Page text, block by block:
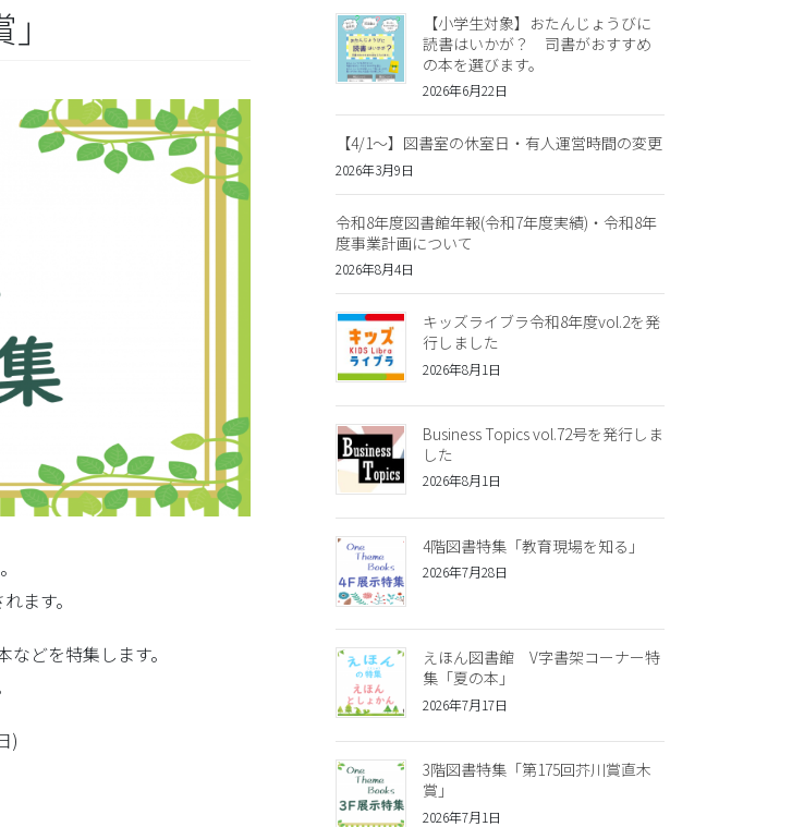
ます。
どを特集します。
)
【小学生対象】おたんじょうびに
読書はいかが？ 司書がおすすめ
の本を選びます。
2026年6月22日
【4/1～】図書室の休室日・有人運営時間の変更
2026年3月9日
令和8年度図書館年報(令和7年度実績)・令和8年
度事業計画について
2026年8月4日
キッズライブラ令和8年度vol.2を発
行しました
2026年8月1日
Business Topics vol.72号を発行しま
した
2026年8月1日
4階図書特集「教育現場を知る」
2026年7月28日
えほん図書館 V字書架コーナー特
集「夏の本」
2026年7月17日
3階図書特集「第175回芥川賞直木
賞」
2026年7月1日